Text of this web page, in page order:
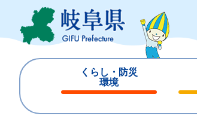
ジ
ュ
くらし・防災
環境
じ
じ